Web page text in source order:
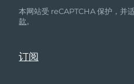
本网站受 reCAPTCHA 保护，并
款。